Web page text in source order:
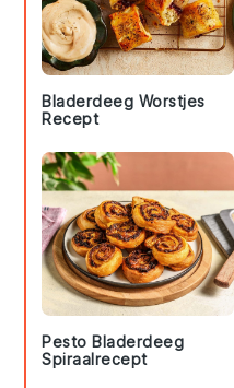
Bladerdeeg Worstjes
Recept
Pesto Bladerdeeg
Spiraalrecept